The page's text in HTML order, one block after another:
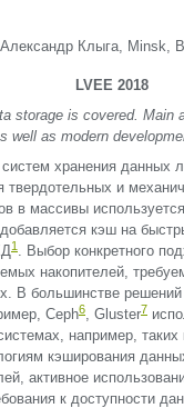
Александр Клыга, Minsk,
LVEE 2018
storage is covered. Main
well as modern
хранения данных
твердотельных и
в массивы
кэш на
1 . Выбор конкретного
накопителей,
В большинстве
Ceph6, Gluster7
например, таких
кэширования
активное
к доступности